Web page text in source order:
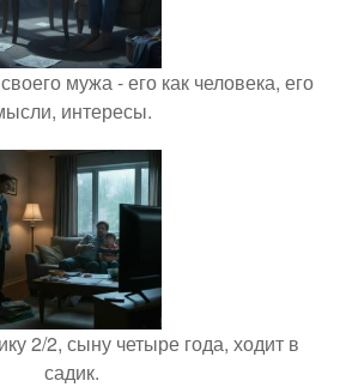
мужа - его как человека, его
интересы.
2/2, сыну четыре года, ходит в
садик.